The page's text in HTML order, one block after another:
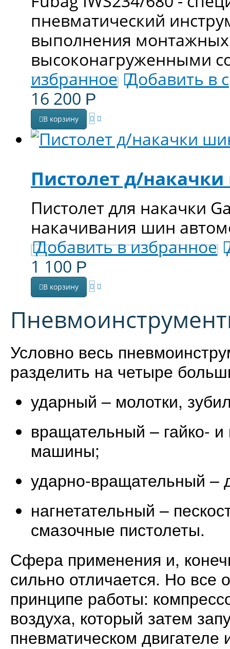
пневматический
выполнения
высоконагруженными
избранное Добавить в
16 200 Р
В корзину
Пистолет д/
Пистолет для накачки
накачивания шин
Добавить в избранное
1 100 Р
В корзину
Условно весь
разделить на четыре
ударный – молотки,
вращательный – гайко-
машины;
ударно-вращательный –
нагнетательный –
смазочные пистолеты.
Сфера применения и,
сильно отличается. Но
принципе работы:
воздуха, который затем
пневматическом